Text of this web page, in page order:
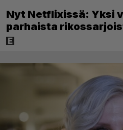
Nyt Netflixissä: Yksi
parhaista